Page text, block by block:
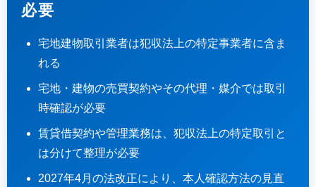
必要
宅地建物取引業者は犯収法上の特定事業者に含ま
れる
宅地・建物の売買契約やその代理・媒介では取引
時確認が必要
賃貸借契約や管理業務は、犯収法上の特定取引と
は分けて整理が必要
2027年4月の法改正により、本人確認方法の見直